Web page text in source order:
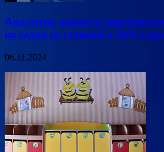
Аналитик оценила
вкладов со ставкой в 30%
06.11.2024